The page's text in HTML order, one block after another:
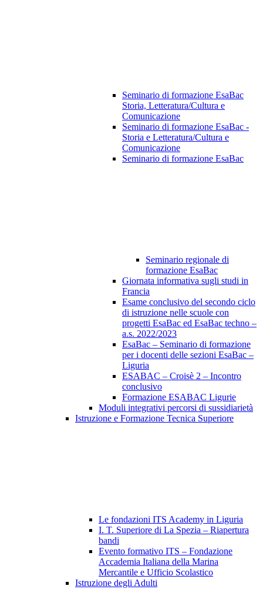
Seminario di formazione EsaBac
Storia, Letteratura/Cultura e
Comunicazione
Seminario di formazione EsaBac -
Storia e Letteratura/Cultura e
Comunicazione
Seminario di formazione EsaBac
Seminario regionale di
formazione EsaBac
Giornata informativa sugli studi in
Francia
Esame conclusivo del secondo ciclo
di istruzione nelle scuole con
progetti EsaBac ed EsaBac techno –
a.s. 2022/2023
EsaBac – Seminario di formazione
per i docenti delle sezioni EsaBac –
Liguria
ESABAC – Croisè 2 – Incontro
conclusivo
Formazione ESABAC Ligurie
Moduli integrativi percorsi di sussidiarietà
Istruzione e Formazione Tecnica Superiore
Le fondazioni ITS Academy in Liguria
I. T. Superiore di La Spezia – Riapertura
bandi
Evento formativo ITS – Fondazione
Accademia Italiana della Marina
Mercantile e Ufficio Scolastico
Istruzione degli Adulti